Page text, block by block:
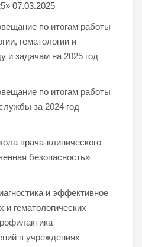
07.03.2025
по итогам работы
гематологии и
и задачам на 2025 год
по итогам работы
за 2024 год
врача-клинического
безопасность»
и эффективное
и гематологических
в учреждениях